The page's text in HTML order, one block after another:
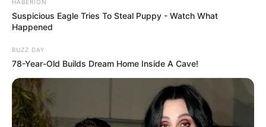
HABERION
Suspicious Eagle Tries To Steal Puppy - Watch What
Happened
BUZZ DAY
78-Year-Old Builds Dream Home Inside A Cave!